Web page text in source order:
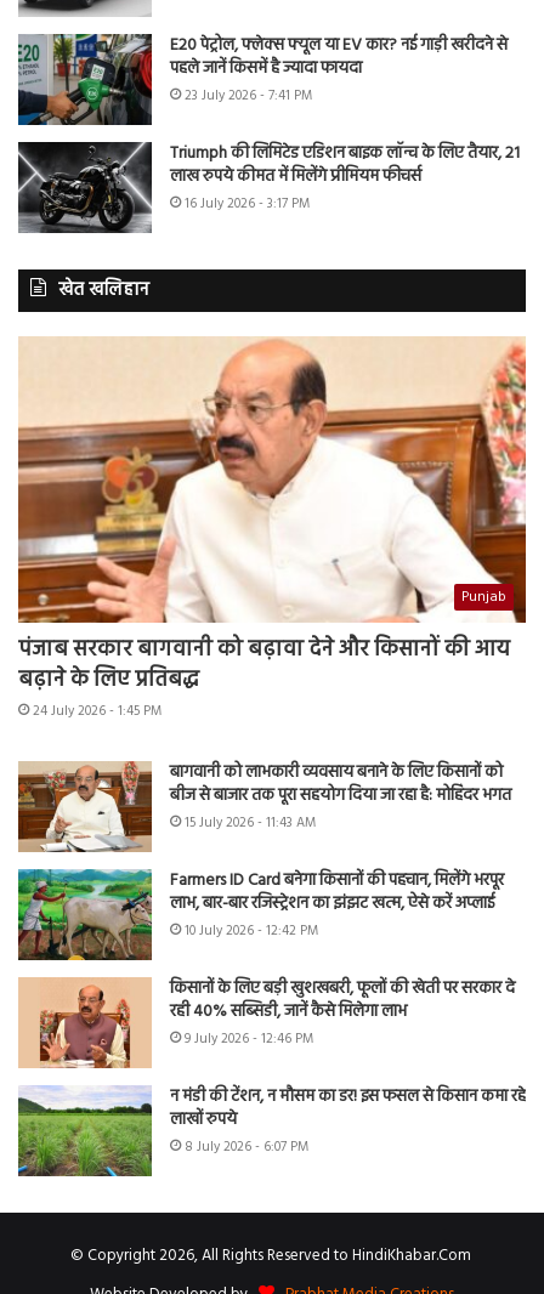
E20 पेट्रोल, फ्लेक्स फ्यूल या EV कार? नई गाड़ी खरीदने से
पहले जानें किसमें है ज्यादा फायदा
23 July 2026 - 7:41 PM
Triumph की लिमिटेड एडिशन बाइक लॉन्च के लिए तैयार, 21
लाख रुपये कीमत में मिलेंगे प्रीमियम फीचर्स
16 July 2026 - 3:17 PM
खेत खलिहान
Punjab
पंजाब सरकार बागवानी को बढ़ावा देने और किसानों की आय
बढ़ाने के लिए प्रतिबद्ध
24 July 2026 - 1:45 PM
बागवानी को लाभकारी व्यवसाय बनाने के लिए किसानों को
बीज से बाजार तक पूरा सहयोग दिया जा रहा है: मोहिंदर भगत
15 July 2026 - 11:43 AM
Farmers ID Card बनेगा किसानों की पहचान, मिलेंगे भरपूर
लाभ, बार-बार रजिस्ट्रेशन का झंझट खत्म, ऐसे करें अप्लाई
10 July 2026 - 12:42 PM
किसानों के लिए बड़ी खुशखबरी, फूलों की खेती पर सरकार दे
रही 40% सब्सिडी, जानें कैसे मिलेगा लाभ
9 July 2026 - 12:46 PM
न मंडी की टेंशन, न मौसम का डर! इस फसल से किसान कमा रहे
लाखों रुपये
8 July 2026 - 6:07 PM
© Copyright 2026, All Rights Reserved to HindiKhabar.Com